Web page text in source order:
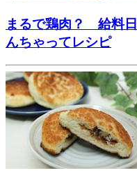
まるで鶏肉？ 給料
んちゃってレシピ